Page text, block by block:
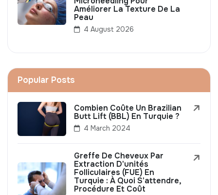
Améliorer La Texture De La
Peau
4 August 2026
Popular Posts
Combien Coûte Un Brazilian
Butt Lift (BBL) En Turquie ?
4 March 2024
Greffe De Cheveux Par
Extraction D'unités
Folliculaires (FUE) En
Turquie : À Quoi S'attendre,
Procédure Et Coût